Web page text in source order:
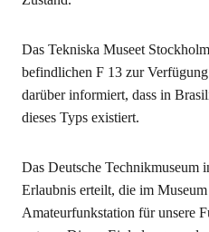
Das Tekniska Museet
befindlichen F 13 zur
darüber informiert, dass in
dieses Typs existiert.
Das Deutsche Technikmuseum
Erlaubnis erteilt, die im
Amateurfunkstation für unsere